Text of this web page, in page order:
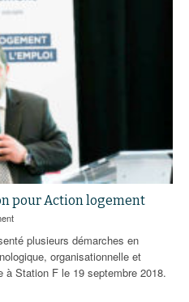
pour Action logement
plusieurs démarches en
organisationnelle et
à Station F le 19 septembre 2018.